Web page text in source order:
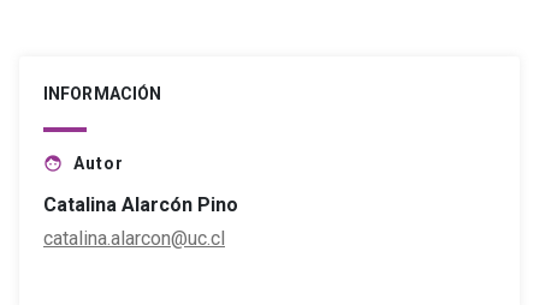
INFORMACIÓN
face Autor
Catalina Alarcón Pino
catalina.alarcon@uc.cl